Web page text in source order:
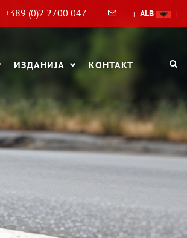
+389 (0)2 2700 047 | ALB |
ИЗДАНИЈА КОНТАКТ